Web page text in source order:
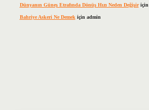
Dünyanın Güneş Etrafında Dönüş Hızı Neden Değişiriçin
Bahriye Askeri Ne Demek için admin